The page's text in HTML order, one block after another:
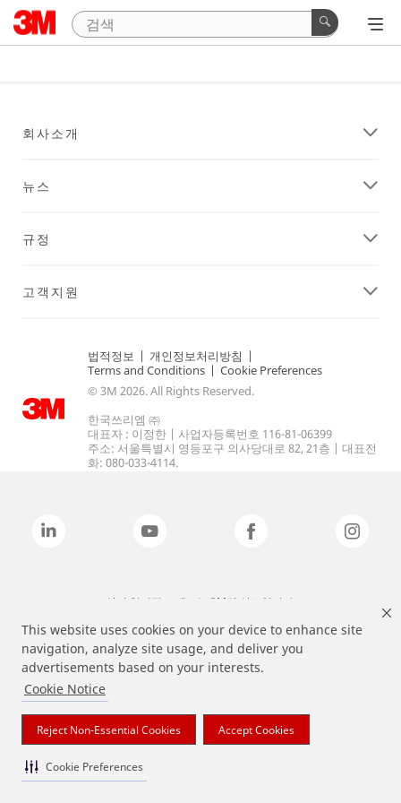
This website uses cookies on your device to enhance site
navigation, analyze site usage, and deliver you
advertisements based on your interests.
Cookie Notice
Reject Non-Essential Cookies Accept Cookies
Cookie Preferences
회사소개
뉴스
규정
고객지원
법적정보 | 개인정보처리방침 |
Terms and Conditions | Cookie Preferences
© 3M 2026. All Rights Reserved.
한국쓰리엠 ㈜
대표자 : 이정한 | 사업자등록번호 116-81-06399
주소: 서울특별시 영등포구 의사당대로 82, 21층 | 대표전
화: 080-033-4114.
상기 열거된 브랜드는 3M의 상표입니다.